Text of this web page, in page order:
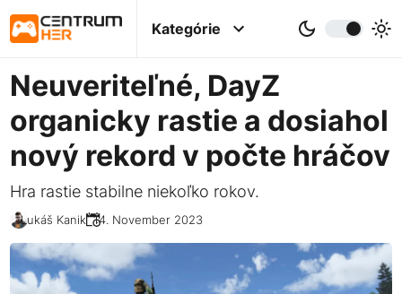
Kategórie
Neuveriteľné, DayZ
organicky rastie a dosiahol
nový rekord v počte hráčov
Hra rastie stabilne niekoľko rokov.
Lukáš Kanik 14. November 2023